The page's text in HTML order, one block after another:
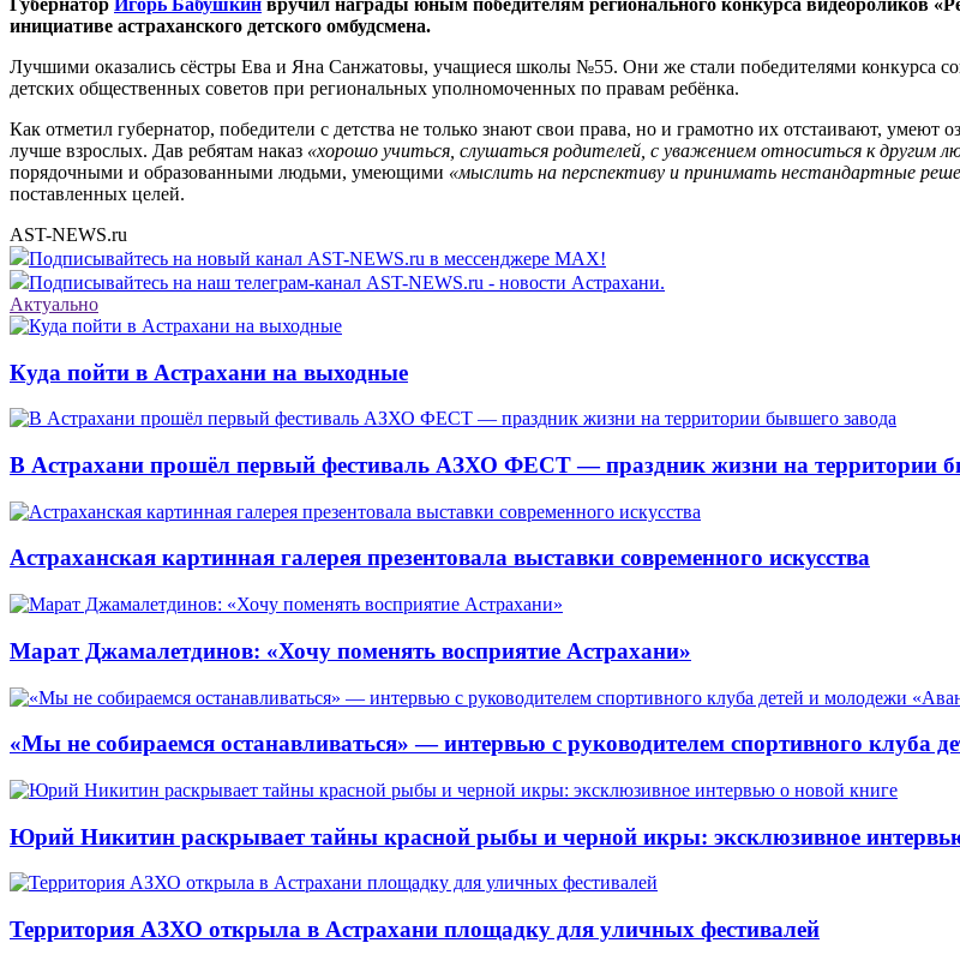
инициативе астраханского детского омбудсмена.
Лучшими оказались сёстры Ева и Яна Санжатовы, учащиеся школы №55. Они же стали победителями конкурса
детских общественных советов при региональных уполномоченных по правам ребёнка.
Как отметил губернатор, победители с детства не только знают свои права, но и грамотно их отстаивают, умеют
лучше взрослых. Дав ребятам наказ «хорошо учиться, слушаться родителей, с уважением относиться к другим
порядочными и образованными людьми, умеющими «мыслить на перспективу и принимать нестандартные
поставленных целей.
AST-NEWS.ru
Подписывайтесь на новый канал AST-NEWS.ru в мессенджере MAX!
Подписывайтесь на наш телеграм-канал AST-NEWS.ru - новости Астрахани.
Актуально
Куда пойти в Астрахани на выходные
В Астрахани прошёл первый фестиваль АЗХО ФЕСТ — праздник жизни на территории
Астраханская картинная галерея презентовала выставки современного искусства
Марат Джамалетдинов: «Хочу поменять восприятие Астрахани»
«Мы не собираемся останавливаться» — интервью с руководителем спортивного клуба
Юрий Никитин раскрывает тайны красной рыбы и черной икры: эксклюзивное
Территория АЗХО открыла в Астрахани площадку для уличных фестивалей